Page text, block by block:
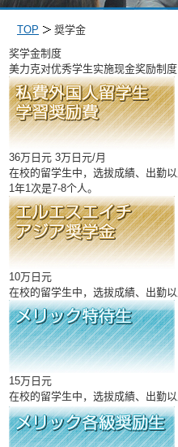
TOP
奨学金
奖学金制度
美力克对优秀学生实施现金奖励制度
36万日元 3万日元/月
在校的留学生中，选拔成績、出勤
1年1次是7-8个人。
10万日元
在校的留学生中，选拔成績、出勤
15万日元
在校的留学生中，选拔成績、出勤